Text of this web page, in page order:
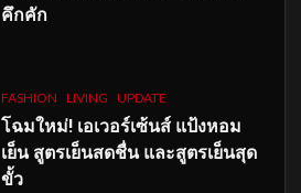
คึกคัก
FASHION LIVING UPDATE
โฉมใหม่! เอเวอร์เซ้นส์ แป้งหอม
เย็น สูตรเย็นสดชื่น และสูตรเย็นสุด
ขั้ว